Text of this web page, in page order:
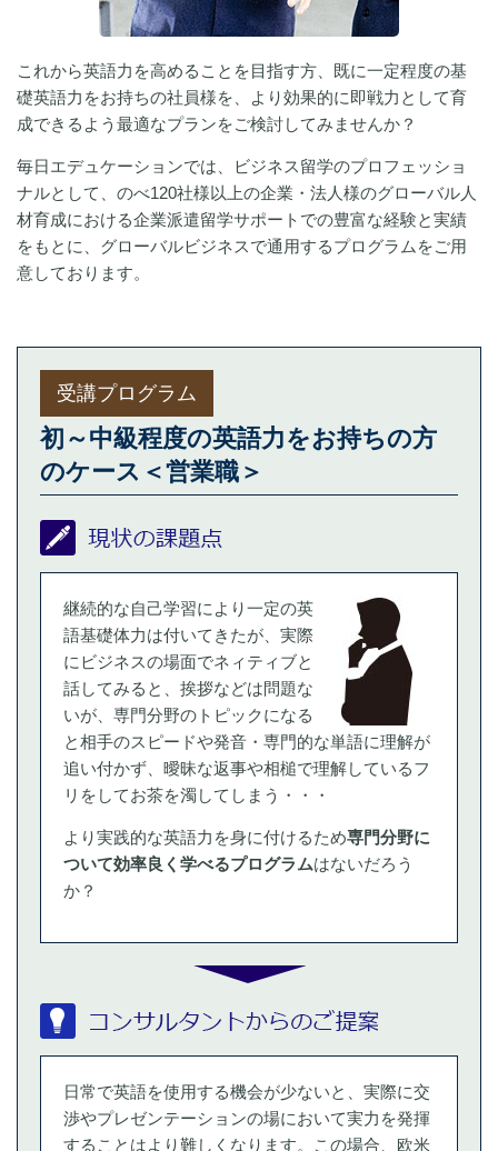
これから英語力を高めることを目指す方、既に一定程度の基
礎英語力をお持ちの社員様を、より効果的に即戦力として育
成できるよう最適なプランをご検討してみませんか？
毎日エデュケーションでは、ビジネス留学のプロフェッショ
ナルとして、のべ120社様以上の企業・法人様のグローバル人
材育成における企業派遣留学サポートでの豊富な経験と実績
をもとに、グローバルビジネスで通用するプログラムをご用
意しております。
受講プログラム
初～中級程度の英語力をお持ちの方
のケース＜営業職＞
継続的な自己学習により一定の英
語基礎体力は付いてきたが、実際
にビジネスの場面でネィティブと
話してみると、挨拶などは問題な
いが、専門分野のトピックになる
と相手のスピードや発音・専門的な単語に理解が
追い付かず、曖昧な返事や相槌で理解しているフ
リをしてお茶を濁してしまう・・・
より実践的な英語力を身に付けるため専門分野に
ついて効率良く学べるプログラムはないだろう
か？
日常で英語を使用する機会が少ないと、実際に交
渉やプレゼンテーションの場において実力を発揮
することはより難しくなります。この場合、欧米